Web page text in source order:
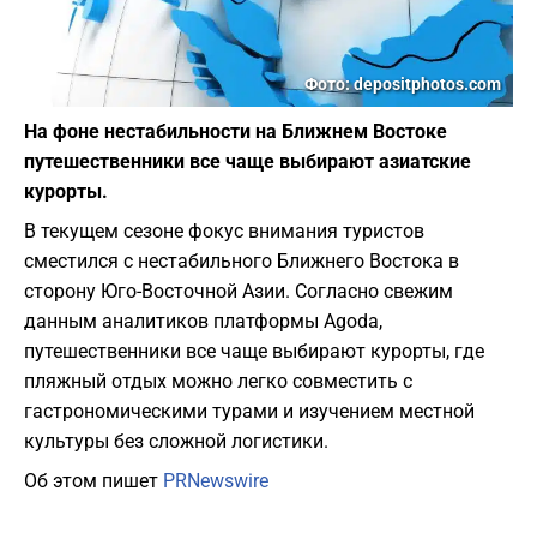
Фото: depositphotos.com
На фоне нестабильности на Ближнем Востоке
путешественники все чаще выбирают азиатские
курорты.
​В текущем сезоне фокус внимания туристов
сместился с нестабильного Ближнего Востока в
сторону Юго-Восточной Азии. Согласно свежим
данным аналитиков платформы Agoda,
путешественники все чаще выбирают курорты, где
пляжный отдых можно легко совместить с
гастрономическими турами и изучением местной
культуры без сложной логистики.
Об этом пишет PRNewswire